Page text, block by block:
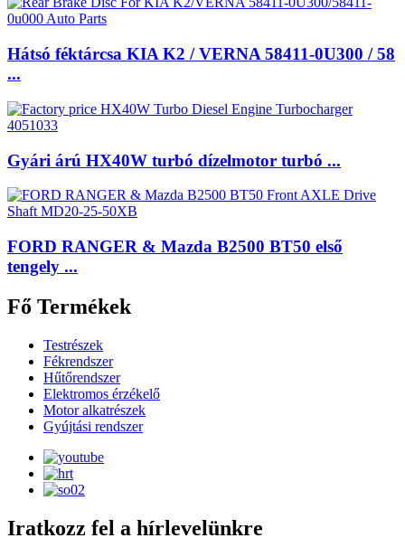
Hátsó féktárcsa KIA K2 / VERNA 58411-0U300 / 58
...
Gyári árú HX40W turbó dízelmotor turbó ...
FORD RANGER & Mazda B2500 BT50 első
tengely ...
Fő Termékek
Testrészek
Fékrendszer
Hűtőrendszer
Elektromos érzékelő
Motor alkatrészek
Gyújtási rendszer
Iratkozz fel a hírlevelünkre